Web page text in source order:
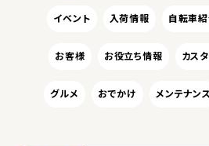
イベント 入荷情報 自転車
お客様 お役立ち情報 カス
グルメ おでかけ メンテナンス